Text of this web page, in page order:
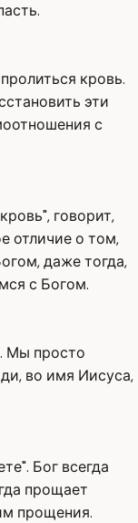
кровь.
эти
с
говорит,
отличие о том,
даже тогда,
с Богом.
Мы просто
во имя Иисуса,
Бог всегда
прощает
прощения.